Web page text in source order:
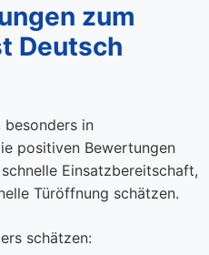
zum
Deutsch
besonders in
positiven Bewertungen
Einsatzbereitschaft,
Türöffnung schätzen.
schätzen: